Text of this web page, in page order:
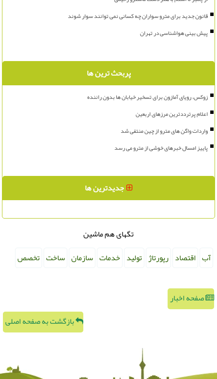
قانون جدید برای مترو سواران چه کسانی نمی توانند سوار شوند
پیش بینی هواشناسی در تهران
پربحث ترین ها
زوکس، رویای آمازون برای تسخیر خیابان ها بدون راننده
اعلام پرترددترین مرزهای اربعین
واردات واگن های مترو از چین منتفی شد
پاییز امسال خبرهای خوشی از مترو می رسد
جدیدترین ها
تگهای هم ماشین
آب
اقتصاد رپورتاژ تولید خدمات سازمان ساخت تخصص
صفحه اخبار
بازگشت به صفحه اصلی